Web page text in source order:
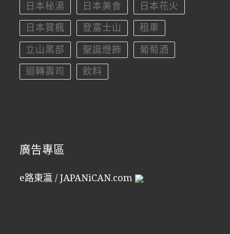
日本秘湯 日本美食 日本花火
日本賞楓 登富士山 租車
立山黑部 聖誕燈飾 葡萄酒
迴轉壽司 飲料
廣告專區
e路東瀛 / JAPANiCAN.com